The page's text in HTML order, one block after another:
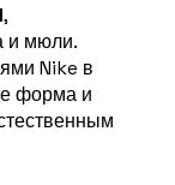
,
и мюли.
Nike в
форма и